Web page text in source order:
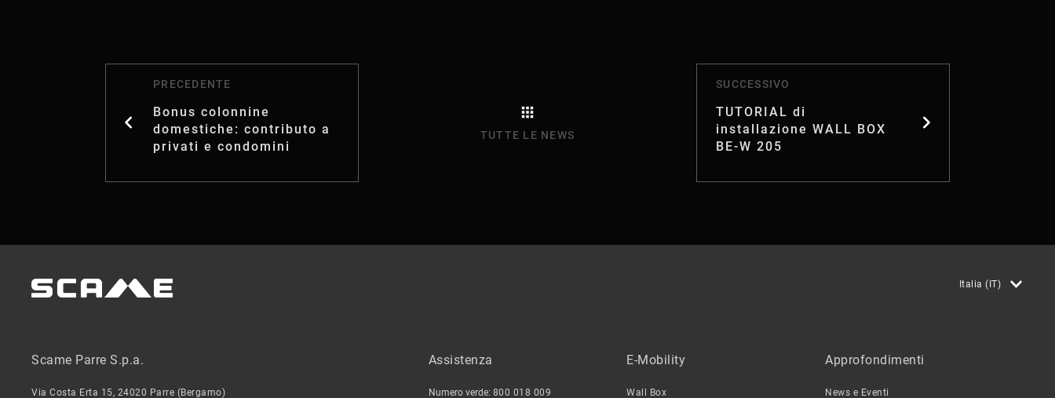
PRECEDENTE
Bonus colonnine
domestiche: contributo a
privati e condomini
TUTTE LE NEWS
SUCCESSIVO
TUTORIAL di
installazione WALL BOX
BE-W 205
Italia (IT)
Scame Parre S.p.a.
Via Costa Erta 15, 24020 Parre (Bergamo)
Assistenza
Numero verde: 800 018 009
E-Mobility
Wall Box
Approfondimenti
News e Eventi